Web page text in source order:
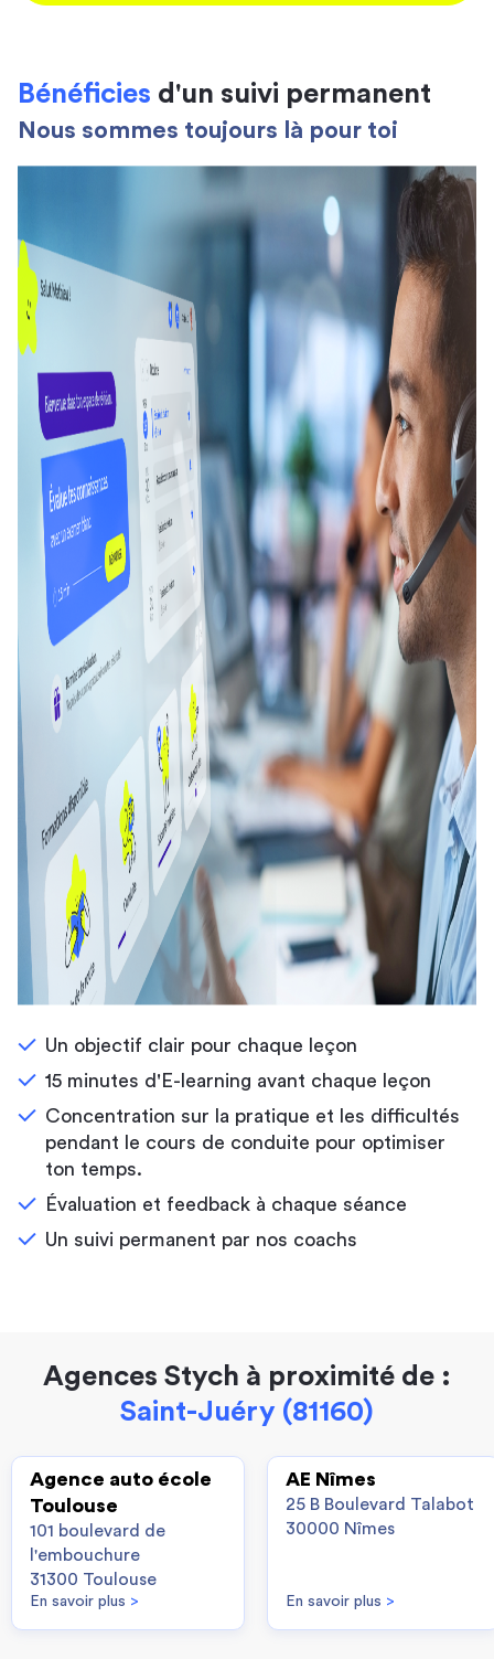
Bénéficies d'un suivi permanent
Nous sommes toujours là pour toi
Un objectif clair pour chaque leçon
15 minutes d'E-learning avant chaque leçon
Concentration sur la pratique et les difficultés
pendant le cours de conduite pour optimiser
ton temps.
Évaluation et feedback à chaque séance
Un suivi permanent par nos coachs
Agences Stych à proximité de :
Saint-Juéry (81160)
Agence auto école
Toulouse
101 boulevard de
l'embouchure
31300 Toulouse
En savoir plus >
AE Nîmes
25 B Boulevard Talabot
30000 Nîmes
En savoir plus >